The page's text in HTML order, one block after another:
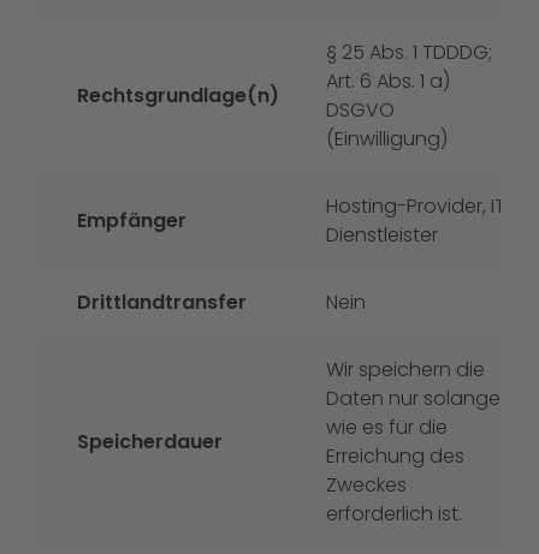
Rechtsgrundlage(n)
§ 25 Abs. 1 TDDDG;
Art. 6 Abs. 1 a)
DSGVO
(Einwilligung)
Empfänger
Hosting-Provider, IT-
Dienstleister
Drittlandtransfer Nein
Speicherdauer
Wir speichern die
Daten nur solange,
wie es für die
Erreichung des
Zweckes
erforderlich ist.